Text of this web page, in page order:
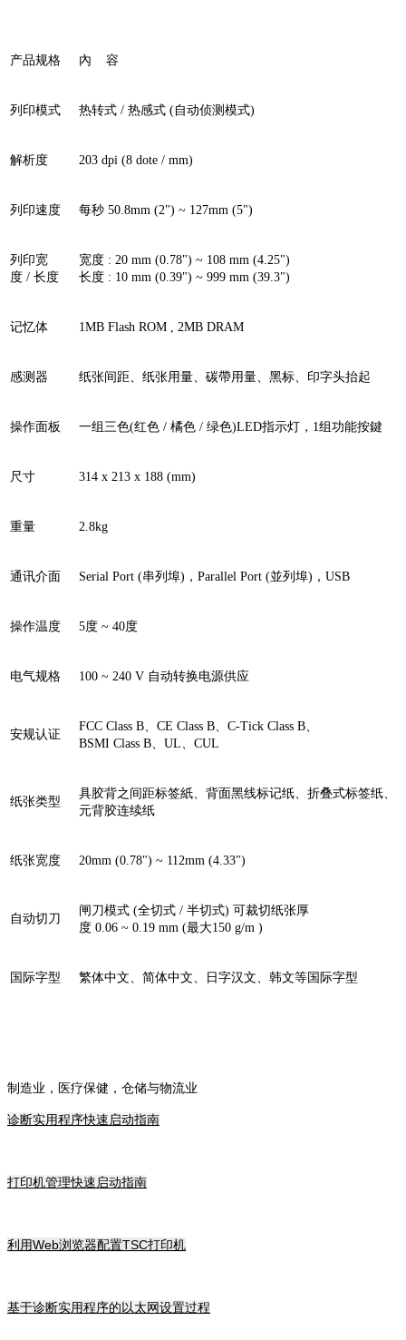
产品规格 內 容
列印模式 热转式 / 热感式 (自动侦测模式)
解析度 203 dpi (8 dote / mm)
列印速度 每秒 50.8mm (2") ~ 127mm (5")
列印宽
度 / 长度
宽度 : 20 mm (0.78") ~ 108 mm (4.25")
长度 : 10 mm (0.39") ~ 999 mm (39.3")
记忆体 1MB Flash ROM , 2MB DRAM
感测器 纸张间距、纸张用量、碳帶用量、黑标、印字头抬起
操作面板 一组三色(红色 / 橘色 / 绿色)LED指示灯，1组功能按鍵
尺寸 314 x 213 x 188 (mm)
重量 2.8kg
通讯介面 Serial Port (串列埠)，Parallel Port (並列埠)，USB
操作温度 5度 ~ 40度
电气规格 100 ~ 240 V 自动转换电源供应
安规认证
FCC Class B、CE Class B、C-Tick Class B、
BSMI Class B、UL、CUL
纸张类型
具胶背之间距标签紙、背面黑线标记纸、折叠式标签纸、
元背胶连续纸
纸张宽度 20mm (0.78") ~ 112mm (4.33")
自动切刀
闸刀模式 (全切式 / 半切式) 可裁切纸张厚
度 0.06 ~ 0.19 mm (最大150 g/m )
国际字型 繁体中文、简体中文、日字汉文、韩文等国际字型
制造业，医疗保健，仓储与物流业
诊断实用程序快速启动指南
打印机管理快速启动指南
利用Web浏览器配置TSC打印机
基于诊断实用程序的以太网设置过程